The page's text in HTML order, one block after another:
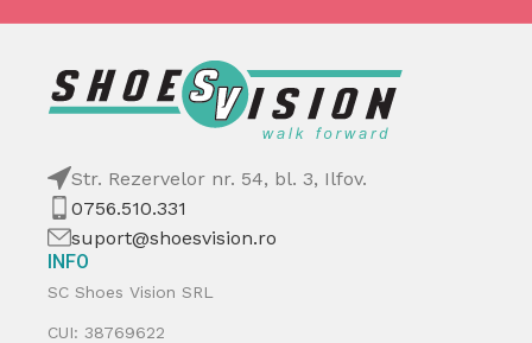
Str. Rezervelor nr. 54, bl. 3, Ilfov.
0756.510.331
suport@shoesvision.ro
INFO
SC Shoes Vision SRL
CUI: 38769622